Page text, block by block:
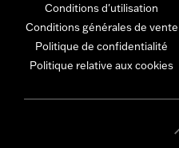
Conditions d'utilisation
Conditions générales de vente
Politique de confidentialité
Politique relative aux cookies